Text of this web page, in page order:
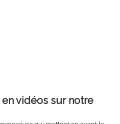
vidéos sur notre